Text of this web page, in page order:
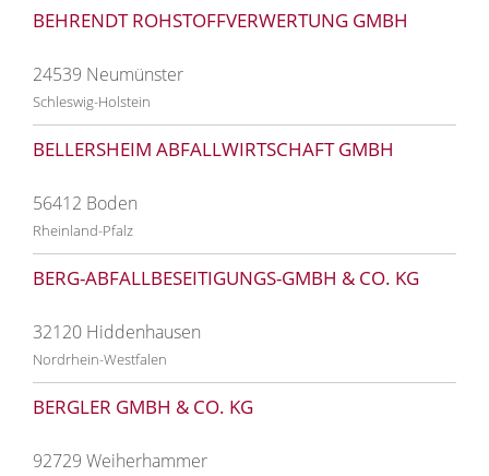
BEHRENDT ROHSTOFFVERWERTUNG GMBH
24539 Neumünster
Schleswig-Holstein
BELLERSHEIM ABFALLWIRTSCHAFT GMBH
56412 Boden
Rheinland-Pfalz
BERG-ABFALLBESEITIGUNGS-GMBH & CO. KG
32120 Hiddenhausen
Nordrhein-Westfalen
BERGLER GMBH & CO. KG
92729 Weiherhammer